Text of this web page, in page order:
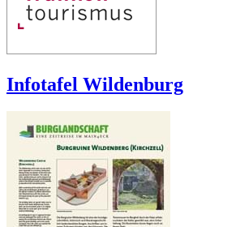
Infotafel Wildenburg